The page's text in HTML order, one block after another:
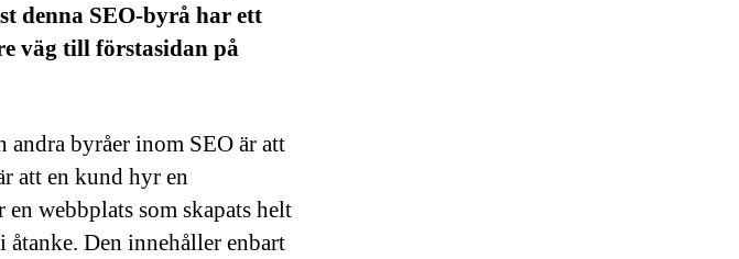
denna SEO-byrå har ett
väg till förstasidan på
byråer inom SEO är att
att en kund hyr en
webbplats som skapats helt
Den innehåller enbart